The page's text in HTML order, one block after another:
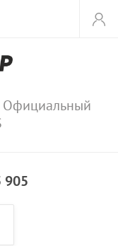
Официальный
905